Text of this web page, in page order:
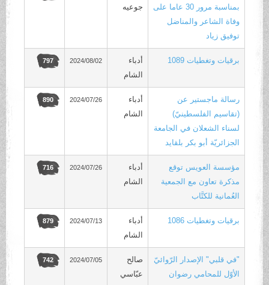
بمناسبة مرور 30 عاما على
وفاة الشاعر والمناضل
توفيق زياد
جوعيه
برقيات وتغطيات 1089
أدباء
الشام
2024/08/02
797
رسالة ماجستير عن
(تقاسيم الفلسطينيّ)
لسناء الشعلان في الجامعة
الجزائريّة أبو بكر بلقايد
أدباء
الشام
2024/07/26
890
مؤسسة العويس توقع
مذكرة تعاون مع الجمعية
العُمانية للكتَّاب
أدباء
الشام
2024/07/26
716
برقيات وتغطيات 1086
أدباء
الشام
2024/07/13
879
"في قلبي" الإصدار الرّوائيّ
الأوّل للمحامي رضوان
صالح
عبّاسي
2024/07/05
742